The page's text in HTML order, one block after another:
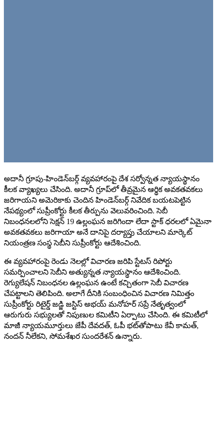
అదానీ గ్రూపు-హిండెన్‌బర్గ్ వ్యవహారంపై దేశ సర్వోన్నత న్యాయస్థానం
కీలక వ్యాఖ్యలు చేసింది. అదానీ గ్రూప్‌లో తీవ్రమైన ఆర్థిక అవకతవకలు
జరిగాయని అమెరికాకు చెందిన హిండెన్‌బర్గ్‌ నివేదిక బయటపెట్టిన
నేపథ్యంలో సుప్రీంకోర్టు కీలక తీర్పును వెలువరించింది. సెబీ
నిబంధనలలోని సెక్షన్ 19 ఉల్లంఘన జరిగిందా లేదా స్టాక్ ధరలలో ఏమైనా
అవకతవకలు జరిగాయా అనే దానిపై దర్యాప్తు చేయాలని మార్కెట్
నియంత్రణ సంస్థ సెబీని సుప్రీంకోర్టు ఆదేశించింది.
ఈ వ్యవహారంపై రెండు నెలల్లో విచారణ జరిపి స్టేటస్ రిపోర్టు
సమర్పించాలని సెబీని అత్యున్నత న్యాయస్థానం ఆదేశించింది.
రెగ్యులేషన్‌ నిబంధనల ఉల్లంఘన ఉంటే కచ్చితంగా సెబీ విచారణ
చేపట్టాలని తెలిపింది. అలాగే దీనికి సంబంధించిన విచారణ నిమిత్తం
సుప్రీంకోర్టు రిటైర్డ్‌ జడ్జి జస్టిస్ అభయ్ మనోహర్‌ సప్రే నేతృత్వంలో
ఆరుగురు సభ్యులతో నిపుణుల కమిటీని ఏర్పాటు చేసింది. ఈ కమిటీలో
మాజీ న్యాయమూర్తులు జేపీ దేవదత్, ఓపీ భట్‌తోపాటు కేవీ కామత్‌,
నందన్‌ నీలేకని, సోమశేఖర​ సుందరేశన్‌ ఉన్నారు.